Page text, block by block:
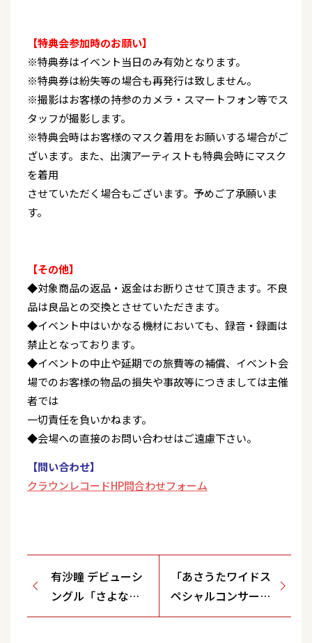
【特典会参加時のお願い】
※特典券はイベント当日のみ有効となります。
※特典券は紛失等の場合も再発行は致しません。
※撮影はお客様の持参のカメラ・スマートフォン等でス
タッフが撮影します。
※特典会時はお客様のマスク着用をお願いする場合がご
ざいます。また、出演アーティストも特典会時にマスク
を着用
させていただく場合もございます。予めご了承願いま
す。
【その他】
◆対象商品の返品・返金はお断りさせて頂きます。不良
品は良品との交換とさせていただきます。
◆イベント中はいかなる機材においても、録音・録画は
禁止となっております。
◆イベントの中止や延期での旅費等の補償、イベント会
場でのお客様の物品の損失や事故等につきましては主催
者では
一切責任を負いかねます。
◆会場への直接のお問い合わせはご遠慮下さい。
【問い合わせ】
クラウンレコードHP問合わせフォーム
有沙瞳 デビューシ
ングル「さよなら
は黄昏に」発売記
「あさうたワイドス
ペシャルコンサート
Vol.33」＜東京都/